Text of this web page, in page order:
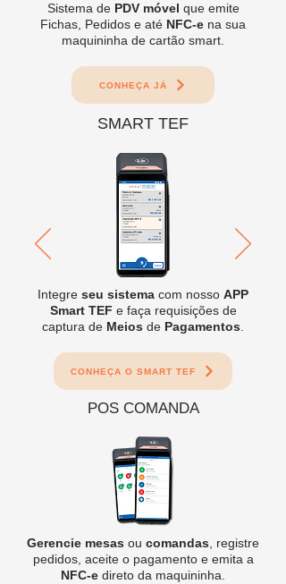
Sistema de PDV móvel que emite
Fichas, Pedidos e até NFC-e na sua
maquininha de cartão smart.
CONHEÇA JÁ
SMART TEF
Integre seu sistema com nosso APP
Smart TEF e faça requisições de
captura de Meios de Pagamentos
CONHEÇA O SMART TEF
POS COMANDA
Gerencie mesas ou comandas , registre
pedidos, aceite o pagamento e emita a
NFC-e direto da maquininha.